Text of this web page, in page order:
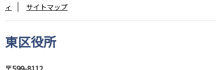
東区役所
ィ
サイトマップ